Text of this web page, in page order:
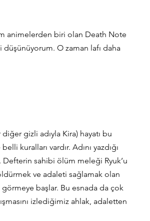
animelerden biri olan Death Note
O zaman lafı daha
gizli adıyla Kira) hayatı bu
kuralları vardır. Adını yazdığı
sahibi ölüm meleği Ryuk’u
ve adaleti sağlamak olan
başlar. Bu esnada da çok
izlediğimiz ahlak, adaletten